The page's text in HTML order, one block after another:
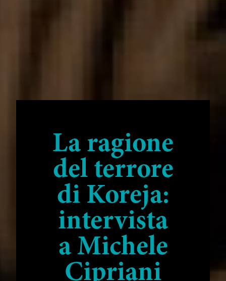
La ragione
del terrore
di Koreja:
intervista
a Michele
Cipriani